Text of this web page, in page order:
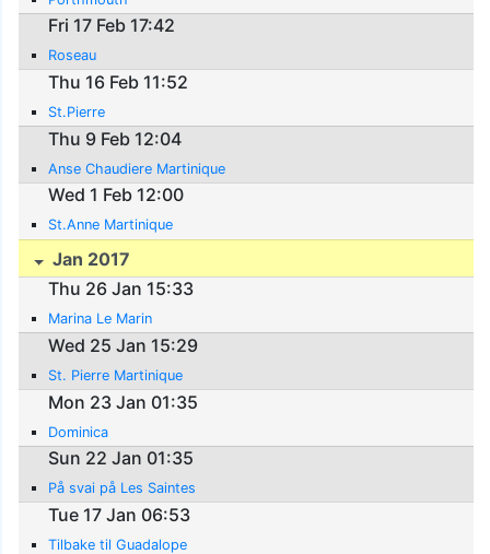
Fri 17 Feb 17:42
Roseau
Thu 16 Feb 11:52
St.Pierre
Thu 9 Feb 12:04
Anse Chaudiere Martinique
Wed 1 Feb 12:00
St.Anne Martinique
Jan 2017
Thu 26 Jan 15:33
Marina Le Marin
Wed 25 Jan 15:29
St. Pierre Martinique
Mon 23 Jan 01:35
Dominica
Sun 22 Jan 01:35
På svai på Les Saintes
Tue 17 Jan 06:53
Tilbake til Guadalope